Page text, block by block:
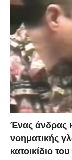
Ένας άνδρας
νοηματικής
κατοικίδιο του